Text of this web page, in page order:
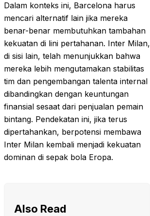
Dalam konteks ini, Barcelona harus
mencari alternatif lain jika mereka
benar-benar membutuhkan tambahan
kekuatan di lini pertahanan. Inter Milan,
di sisi lain, telah menunjukkan bahwa
mereka lebih mengutamakan stabilitas
tim dan pengembangan talenta internal
dibandingkan dengan keuntungan
finansial sesaat dari penjualan pemain
bintang. Pendekatan ini, jika terus
dipertahankan, berpotensi membawa
Inter Milan kembali menjadi kekuatan
dominan di sepak bola Eropa.
Also Read